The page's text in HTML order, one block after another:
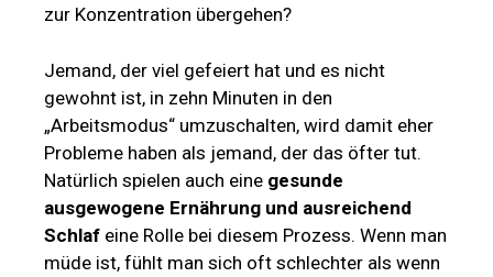
zur Konzentration übergehen?
Jemand, der viel gefeiert hat und es nicht
gewohnt ist, in zehn Minuten in den
„Arbeitsmodus“ umzuschalten, wird damit eher
Probleme haben als jemand, der das öfter tut.
Natürlich spielen auch eine gesunde
ausgewogene Ernährung und ausreichend
Schlaf eine Rolle bei diesem Prozess. Wenn man
müde ist, fühlt man sich oft schlechter als wenn